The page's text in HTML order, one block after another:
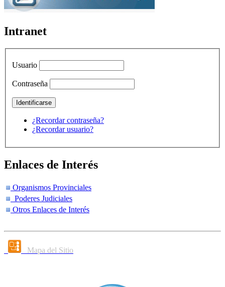
Intranet
Usuario
Contraseña
¿Recordar contraseña?
¿Recordar usuario?
Enlaces de Interés
Organismos Provinciales
Poderes Judiciales
Otros Enlaces de Interés
Mapa del Sitio